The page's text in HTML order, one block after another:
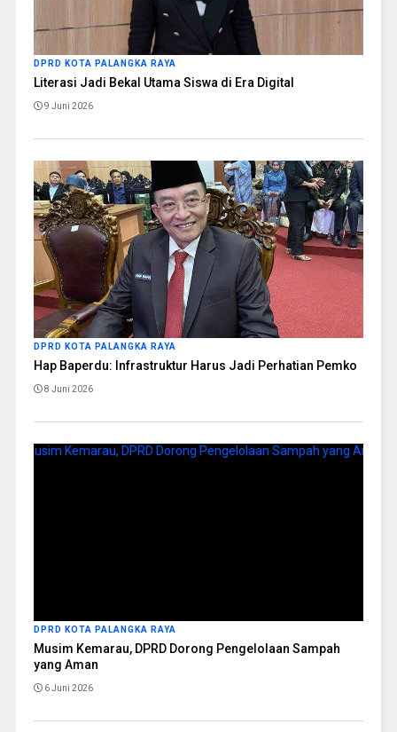
DPRD KOTA PALANGKA RAYA
Literasi Jadi Bekal Utama Siswa di Era Digital
9 Juni 2026
DPRD KOTA PALANGKA RAYA
Hap Baperdu: Infrastruktur Harus Jadi Perhatian Pemko
8 Juni 2026
DPRD KOTA PALANGKA RAYA
Musim Kemarau, DPRD Dorong Pengelolaan Sampah
yang Aman
6 Juni 2026